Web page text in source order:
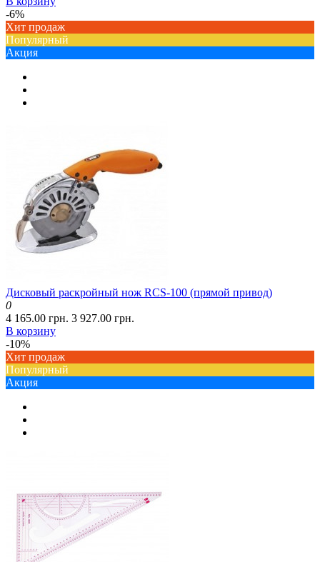
-6%
Хит продаж
Популярный
Акция
Дисковый раскройный нож RCS-100 (прямой привод)
0
4 165.00 грн. 3 927.00 грн.
В корзину
-10%
Хит продаж
Популярный
Акция